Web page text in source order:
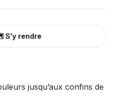
S'y rendre
jusqu’aux confins de